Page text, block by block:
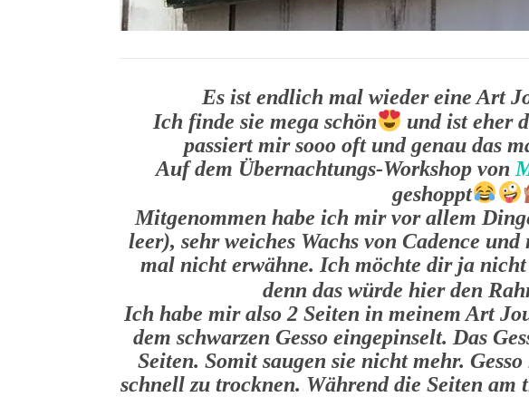
Es ist endlich mal wieder eine Art
Ich finde sie mega schön
und ist eher
passiert mir sooo oft und genau das
Auf dem Übernachtungs-Workshop von
geshoppt
Mitgenommen habe ich mir vor allem
leer), sehr weiches Wachs von Cadence
mal nicht erwähne. Ich möchte dir ja
denn das würde hier den
Ich habe mir also 2 Seiten in meinem Art
dem schwarzen Gesso eingepinselt. Das
Seiten. Somit saugen sie nicht mehr.
schnell zu trocknen. Während die Seiten